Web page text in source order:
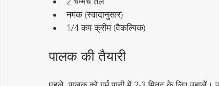
नमक (स्वादानुसार)
1/4 कप क्रीम (वैकल्पिक)
पालक की तैयारी